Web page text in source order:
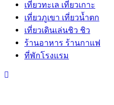
เที่ยวทะเล เที่ยวเกาะ
เที่ยวภูเขา เที่ยวน้ำตก
เที่ยวเดินเล่นชิว ชิว
ร้านอาหาร ร้านกาแฟ
ที่พักโรงแรม